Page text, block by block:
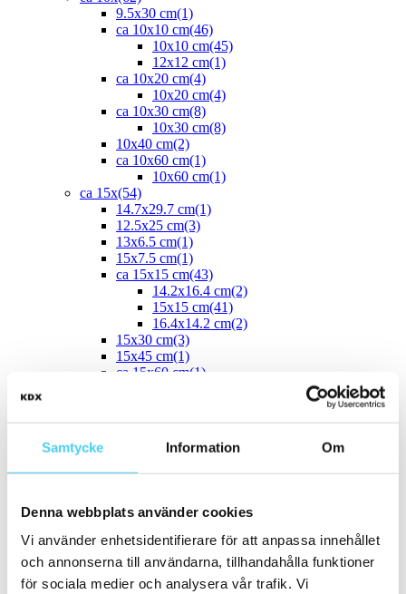
Samtycke Information Om
Denna webbplats använder cookies
Vi använder enhetsidentifierare för att anpassa innehållet
och annonserna till användarna, tillhandahålla funktioner
för sociala medier och analysera vår trafik. Vi
9.5x30 cm(1)
ca 10x10 cm(46)
10x10 cm(45)
12x12 cm(1)
ca 10x20 cm(4)
10x20 cm(4)
ca 10x30 cm(8)
10x30 cm(8)
10x40 cm(2)
ca 10x60 cm(1)
10x60 cm(1)
ca 15x(54)
14.7x29.7 cm(1)
12.5x25 cm(3)
13x6.5 cm(1)
15x7.5 cm(1)
ca 15x15 cm(43)
14.2x16.4 cm(2)
15x15 cm(41)
16.4x14.2 cm(2)
15x30 cm(3)
15x45 cm(1)
ca 15x60 cm(1)
17.5x20 cm
20x20 cm(22)
20x5 cm(2)
20x30 cm(1)
20x40 cm(1)
20x58 cm(1)
20x60 cm(1)